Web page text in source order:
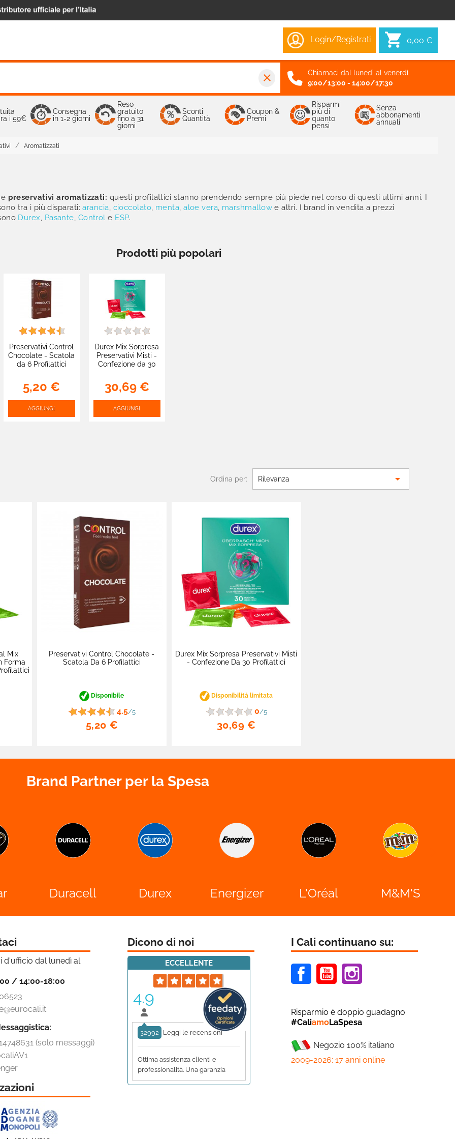
Login/Registrati 0,00 €
close
Chiamaci dal lunedì al venerdì
9:00/13:00 - 14:00/17:30
i 59€
Consegna
in 1-2 giorni
Reso
gratuito
fino a 31
giorni
Sconti
Quantità
Coupon &
Premi
Risparmi
più di
quanto
pensi
Senza
abbonamenti
annuali
Aromatizzati
preservativi aromatizzati: questi profilattici stanno prendendo sempre più piede nel corso di questi ultimi anni. I
tra i più disparati:arancia, cioccolato, menta,aloe vera, marshmallow e altri. I brand in vendita a prezzi
Durex, Pasante, Control e ESP.
Prodotti più popolari
Preservativi Control
Chocolate - Scatola
da 6 Profilattici
5,20 €
AGGIUNGI
Durex Mix Sorpresa
Preservativi Misti -
Confezione da 30
30,69 €
AGGIUNGI
Ordina per: Rilevanza 
Mix
Forma
Preservativi Control Chocolate -
Scatola Da 6 Profilattici
Disponibile
4.5/5
5,20 €
Durex Mix Sorpresa Preservativi Misti
- Confezione Da 30 Profilattici
Disponibilità limitata
0/5
30,69 €
Brand Partner per la Spesa
Duracell Durex Energizer L'Oréal M&M'S
d'ufficio dal lunedì al
/ 14:00-18:00
(solo messaggi)
Dicono di noi
ECCELLENTE
4.9
32992 Leggi le recensioni
Ottima assistenza clienti e
professionalità. Una garanzia
I Cali continuano su:
FacebookYoutube
Risparmio è doppio guadagno.
#CaliamoLaSpesa
Negozio 100% italiano
2009-2026: 17 anni online